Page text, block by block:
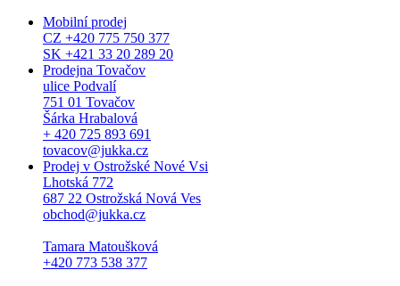
Mobilní prodej
CZ +420 775 750 377
SK +421 33 20 289 20
Prodejna Tovačov
ulice Podvalí
751 01 Tovačov
Šárka Hrabalová
+ 420 725 893 691
tovacov@jukka.cz
Prodej v Ostrožské Nové Vsi
Lhotská 772
687 22 Ostrožská Nová Ves
obchod@jukka.cz
Tamara Matoušková
+420 773 538 377